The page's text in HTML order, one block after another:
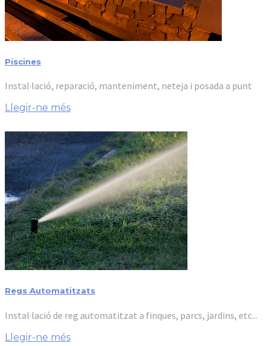
Piscines
Instal·lació, reparació, manteniment, neteja i posada a punt
Llegir-ne més
Regs Automatitzats
Instal·lació de reg automatitzat a finques, parcs, jardins, etc...
Llegir-ne més